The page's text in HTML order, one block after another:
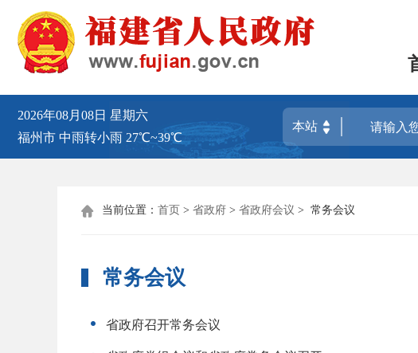
2026年08月08日 星期六
福州市 中雨转小雨 27℃~39℃
 当前位置： 首页 > 省政府 > 省政府会议 > 常务会议
常务会议
省政府召开常务会议